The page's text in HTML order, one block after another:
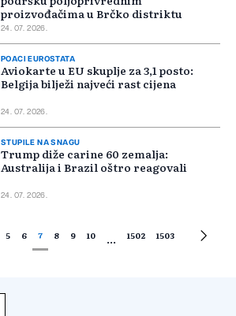
proizvođačima u Brčko distriktu
24. 07. 2026.
POACI EUROSTATA
Aviokarte u EU skuplje za 3,1 posto:
Belgija bilježi najveći rast cijena
24. 07. 2026.
STUPILE NA SNAGU
Trump diže carine 60 zemalja:
Australija i Brazil oštro reagovali
24. 07. 2026.
5 6 7 8 9 10 ... 1502 1503